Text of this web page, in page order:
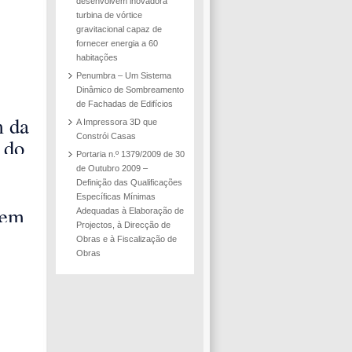
da
turbina de vórtice
gravitacional capaz de
fornecer energia a 60
habitações
Penumbra – Um Sistema
Dinâmico de Sombreamento
de Fachadas de Edifícios
A Impressora 3D que
Constrói Casas
Portaria n.º 1379/2009 de 30
de Outubro 2009 –
Definição das Qualificações
Específicas Mínimas
Adequadas à Elaboração de
Projectos, à Direcção de
Obras e à Fiscalização de
Obras